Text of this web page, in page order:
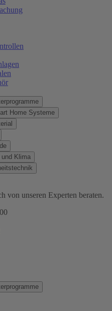
Home Systeme
und Klima
von unseren Experten beraten.